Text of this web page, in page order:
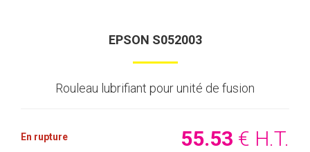
EPSON S052003
Rouleau lubrifiant pour unité de fusion
55.53 € H.T.
En rupture